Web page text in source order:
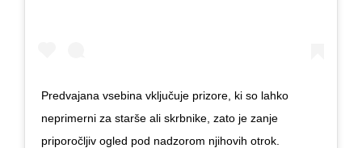
Predvajana vsebina vključuje prizore, ki so lahko
neprimerni za starše ali skrbnike, zato je zanje
priporočljiv ogled pod nadzorom njihovih otrok.